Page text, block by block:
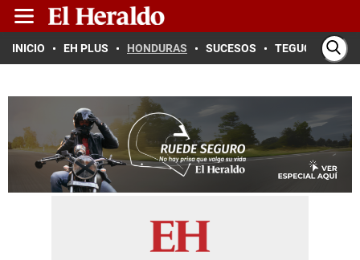
INICIO EH PLUS HONDURAS SUCESOS TEGUCIGALPA